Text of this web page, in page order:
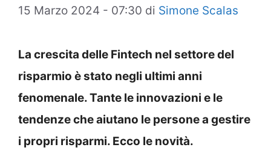
15 Marzo 2024 - 07:30 di Simone Scalas
La crescita delle Fintech nel settore del
risparmio è stato negli ultimi anni
fenomenale. Tante le innovazioni e le
tendenze che aiutano le persone a gestire
i propri risparmi. Ecco le novità.